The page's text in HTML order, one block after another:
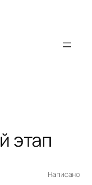
этап
Написано